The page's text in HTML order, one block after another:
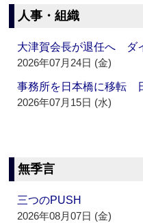
人事・組織
大津賀会長が退任へ ダ
2026年07月24日 (金)
事務所を日本橋に移転
2026年07月15日 (水)
無季言
三つのPUSH
2026年08月07日 (金)